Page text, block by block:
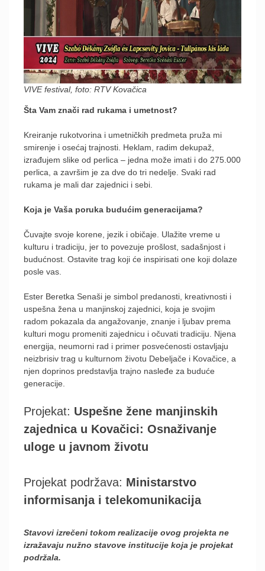
VIVE festival, foto: RTV Kovačica
Šta Vam znači rad rukama i umetnost?
Kreiranje rukotvorina i umetničkih predmeta pruža mi
smirenje i osećaj trajnosti. Heklam, radim dekupaž,
izrađujem slike od perlica – jedna može imati i do 275.000
perlica, a završim je za dve do tri nedelje. Svaki rad
rukama je mali dar zajednici i sebi.
Koja je Vaša poruka budućim generacijama?
Čuvajte svoje korene, jezik i običaje. Ulažite vreme u
kulturu i tradiciju, jer to povezuje prošlost, sadašnjost i
budućnost. Ostavite trag koji će inspirisati one koji dolaze
posle vas.
Ester Beretka Senaši je simbol predanosti, kreativnosti i
uspešna žena u manjinskoj zajednici, koja je svojim
radom pokazala da angažovanje, znanje i ljubav prema
kulturi mogu promeniti zajednicu i očuvati tradiciju. Njena
energija, neumorni rad i primer posvećenosti ostavljaju
neizbrisiv trag u kulturnom životu Debeljače i Kovačice, a
njen doprinos predstavlja trajno nasleđe za buduće
generacije.
Projekat: Uspešne žene manjinskih
zajednica u Kovačici: Osnaživanje
uloge u javnom životu
Projekat podržava: Ministarstvo
informisanja i telekomunikacija
Stavovi izrečeni tokom realizacije ovog projekta ne
izražavaju nužno stavove institucije koja je projekat
podržala.